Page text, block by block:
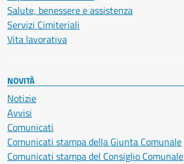
Salute, benessere e assistenza
Servizi Cimiteriali
Vita lavorativa
NOVITÀ
Notizie
Avvisi
Comunicati
Comunicati stampa della Giunta Comunale
Comunicati stampa del Consiglio Comunale